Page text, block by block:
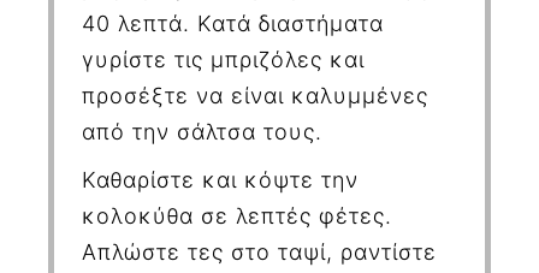
40 λεπτά. Κατά διαστήματα
γυρίστε τις μπριζόλες και
προσέξτε να είναι καλυμμένες
από την σάλτσα τους.
Καθαρίστε και κόψτε την
κολοκύθα σε λεπτές φέτες.
Απλώστε τες στο ταψί, ραντίστε